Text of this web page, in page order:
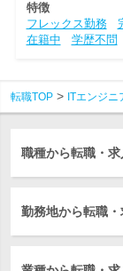
特徴
フレックス勤務
在籍中
学歴不問
転職TOP ITエンジニ
職種から転職・
勤務地から転職